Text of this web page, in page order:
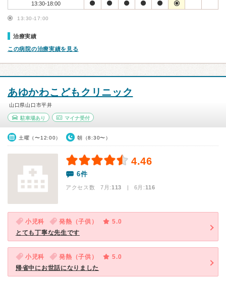
13:30-18:00
13:30-17:00
治療実績
この病院の治療実績を見る
あゆかわこどもクリニック
山口県山口市平井
駐車場あり マイナ受付
土曜（〜12:00） 朝（8:30〜）
4.46
6件
アクセス数 7月:113 | 6月:116
小児科 発熱（子供）
5.0
とても丁寧な先生です
小児科 発熱（子供）
5.0
帰省中にお世話になりました